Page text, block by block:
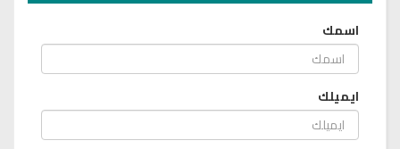
اسمك
ايميلك